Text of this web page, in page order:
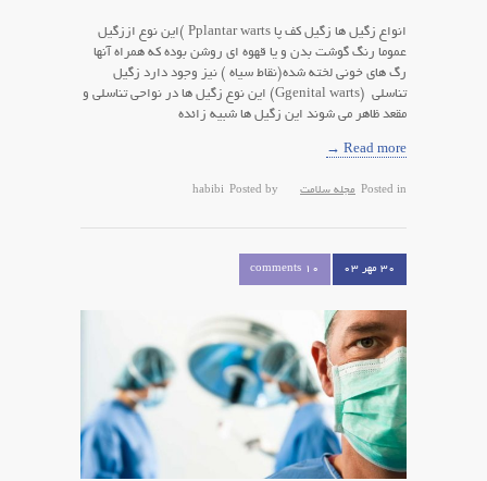
انواع زگیل ها زگیل کف پا Pplantar warts )این نوع اززگیل
عموما رنگ گوشت بدن و یا قهوه ای روشن بوده که همراه آنها
رگ های خونی لخته شده(نقاط سیاه ) نیز وجود دارد زگیل
تناسلی (Ggenital warts) این نوع زگیل ها در نواحی تناسلی و
مقعد ظاهر می شوند این زگیل ها شبیه زائده
Read more →
Posted in مجله سلامت Posted by
habibi
۳۰ مهر ۰۳ 10 comments